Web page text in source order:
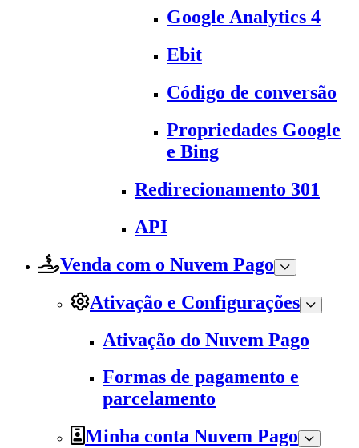
Google Analytics 4
Ebit
Código de conversão
Propriedades Google
e Bing
Redirecionamento 301
API
Venda com o Nuvem Pago
Ativação e Configurações
Ativação do Nuvem Pago
Formas de pagamento e
parcelamento
Minha conta Nuvem Pago